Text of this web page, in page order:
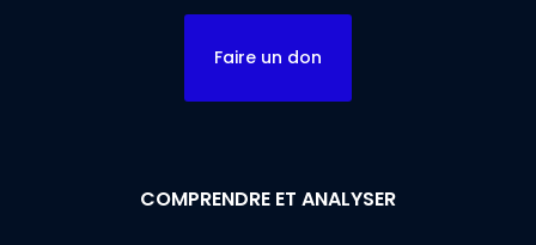
Faire un don
COMPRENDRE ET ANALYSER